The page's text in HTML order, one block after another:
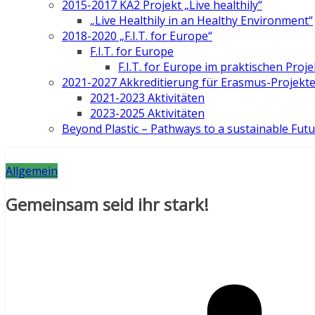
2015-2017 KA2 Projekt „Live healthily“
„Live Healthily in an Healthy Environment“
2018-2020 „F.I.T. for Europe“
F.I.T. for Europe
F.I.T. for Europe im praktischen
2021-2027 Akkreditierung für Erasmus-Projekte
2021-2023 Aktivitäten
2023-2025 Aktivitäten
Beyond Plastic – Pathways to a sustainable
Allgemein
Gemeinsam seid ihr stark!